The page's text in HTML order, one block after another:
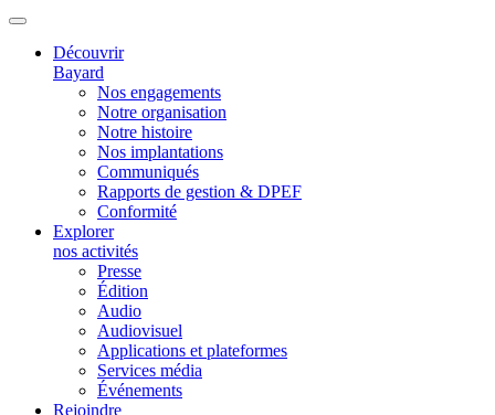
Découvrir
Bayard
Nos engagements
Notre organisation
Notre histoire
Nos implantations
Communiqués
Rapports de gestion & DPEF
Conformité
Explorer
nos activités
Presse
Édition
Audio
Audiovisuel
Applications et plateformes
Services média
Événements
Rejoindre